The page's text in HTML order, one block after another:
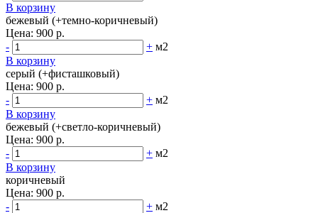
В корзину
бежевый (+темно-коричневый)
Цена: 900 р.
-
+ м2
В корзину
серый (+фисташковый)
Цена: 900 р.
-
+ м2
В корзину
бежевый (+светло-коричневый)
Цена: 900 р.
-
+ м2
В корзину
коричневый
Цена: 900 р.
-
+ м2